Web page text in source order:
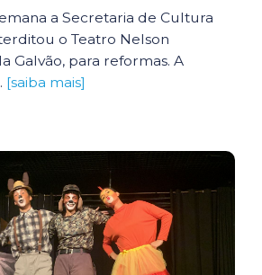
a Secretaria de Cultura
o Teatro Nelson
Galvão, para reformas. A
[saiba mais]